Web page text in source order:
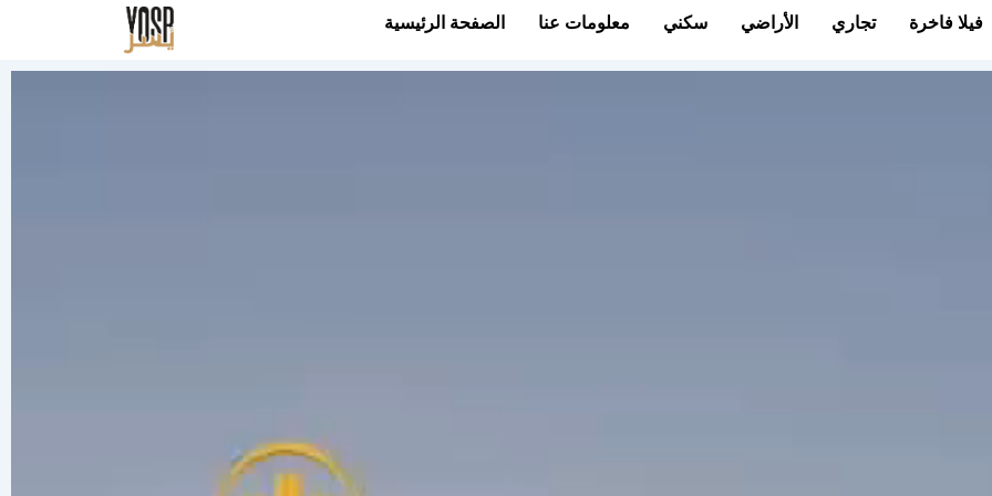
الصفحة الرئيسية معلومات عنا سكني الأراضي تجاري فيلا فاخرة